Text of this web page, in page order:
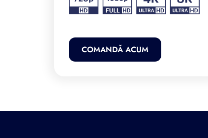
COMANDĂ ACUM